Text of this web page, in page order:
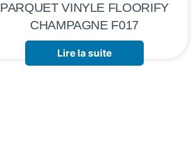
PARQUET VINYLE FLOORIFY
CHAMPAGNE F017
Lire la suite